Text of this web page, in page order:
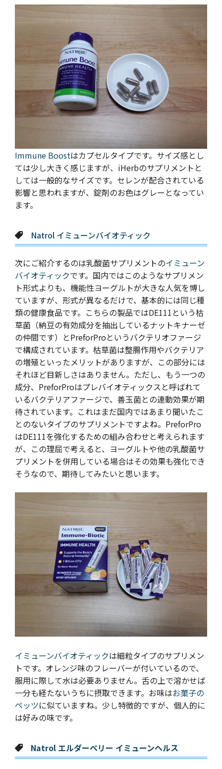
Immune Boostはカプセルタイプです。サイズ感とし
ては少し大きく感じますが、iHerbのサプリメントと
しては一般的なサイズです。セレンが配合されている
影響と思われますが、錠剤のお色はグレーとなってい
ます。
Natrol イミューンバイオティック
次にご紹介するのは乳酸菌サプリメントのイミューン
バイオティックです。国内ではこのようなサプリメン
ト形式よりも、機能性ヨーグルトが大きな人気を博し
ていますが、形式が異なるだけで、基本的には同じ種
類の健康食品です。こちらの製品ではDE111という枯
草菌（納豆の有効成分を抽出しているナットキナーゼ
の仲間です）とPreforProというバクテリオファージ
で構成されています。枯草菌は整腸作用やバクテリア
の増殖といったメリットがありますが、この部分には
それほど目新しさはありません。ただし、もう一つの
成分、PreforProはプレバイオティックスと呼ばれて
いるバクテリアファージで、善玉菌との連動効果が期
待されています。これはまだ国内ではあまり聞いたこ
とのないタイプのサプリメントですよね。PreforPro
はDE111を強化するための組み合わせと考えられます
が、この理屈で考えると、ヨーグルトや他の乳酸菌サ
プリメントを併用している場合はその効果も強化でき
そうなので、期待してみたいと思います。
イミューンバイオティックは細粒タイプのサプリメン
トです。オレンジ味のフレーバーが付いているので、
服用に際して水は必要ありません。舌の上で溶かせば
一分も経たないうちに摂取できます。お味はお菓子の
ペッツに似ていますね。少し特徴的ですが、個人的に
は好みの味です。
Natrol エルダーベリー イミューンヘルス